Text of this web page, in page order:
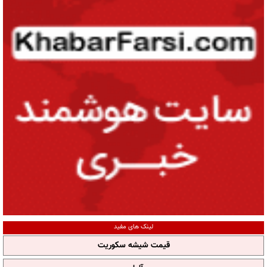
لینک های مفید
قیمت شیشه سکوریت